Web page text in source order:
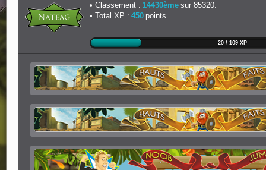
Classement : 14430ème sur 85320.
Total XP : 450 points.
20 / 109 XP